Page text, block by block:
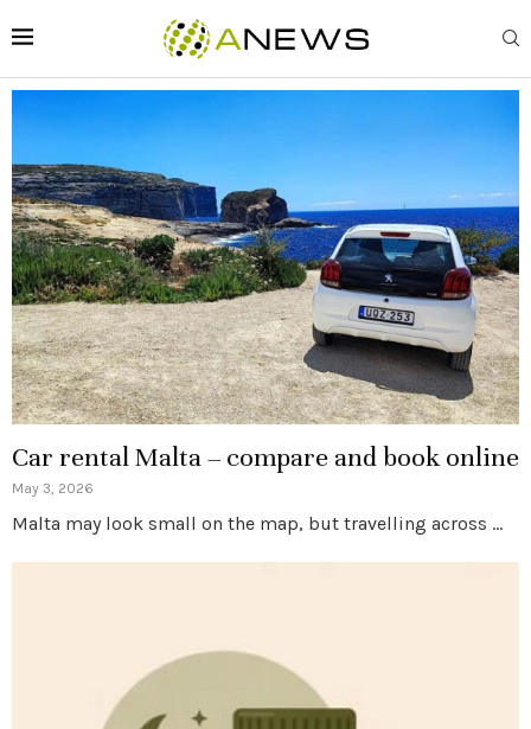
Car rental Malta – compare and book online
May 3, 2026
Malta may look small on the map, but travelling across …